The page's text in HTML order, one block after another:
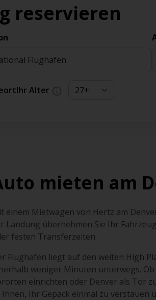
Auto gehen, ohne
erhältlich.
reservieren
Ihr Alter
mieten am
einem Mietwagen von Hertz am
Landung übernehmen Sie Ihr
festen Transferzeiten.
Flughafen liegt auf den weiten High
weniger Minuten unterwegs.
einrichten oder Denver als Tor
Ihnen, Ihr Gepäck einmal zu verstauen